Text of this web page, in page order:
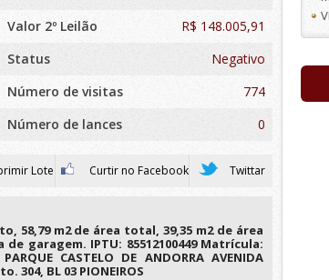
Valor 2º Leilão
R$ 148.005,91
Status
Negativo
Número de visitas
774
Número de lances
0
Lote Curtir no Facebook Twittar
58,79 m2 de área total, 39,35 m2 de área
garagem. IPTU: 85512100449 Matrícula:
CASTELO DE ANDORRA AVENIDA
304, BL 03 PIONEIROS